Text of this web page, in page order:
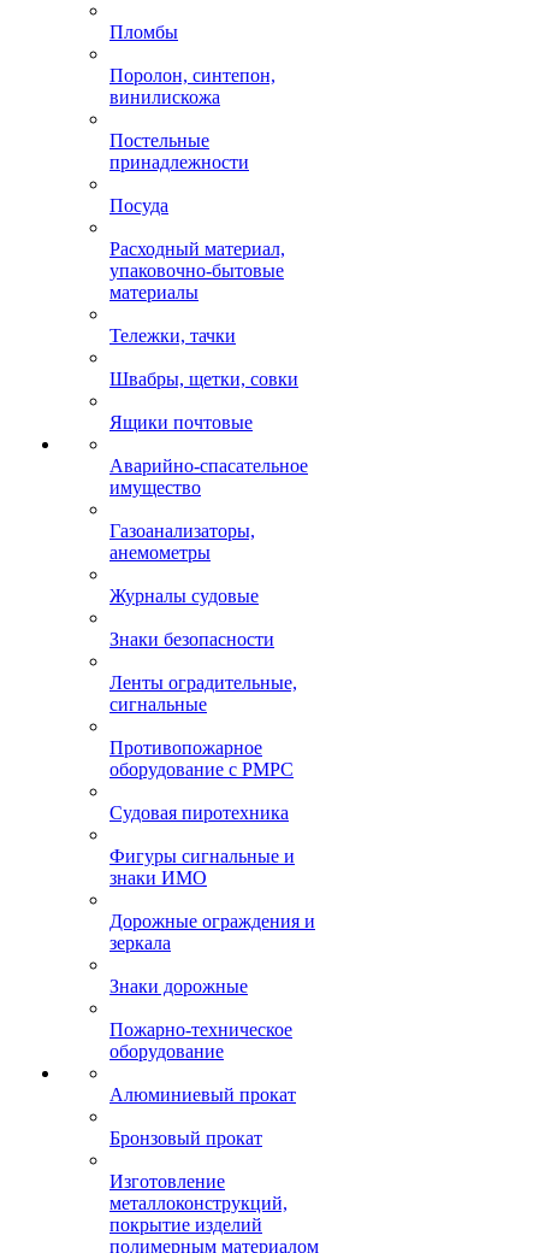
Пломбы
Поролон, синтепон,
винилискожа
Постельные
принадлежности
Посуда
Расходный материал,
упаковочно-бытовые
материалы
Тележки, тачки
Швабры, щетки, совки
Ящики почтовые
Аварийно-спасательное
имущество
Газоанализаторы,
анемометры
Журналы судовые
Знаки безопасности
Ленты оградительные,
сигнальные
Противопожарное
оборудование с РМРС
Судовая пиротехника
Фигуры сигнальные и
знаки ИМО
Дорожные ограждения и
зеркала
Знаки дорожные
Пожарно-техническое
оборудование
Алюминиевый прокат
Бронзовый прокат
Изготовление
металлоконструкций,
покрытие изделий
полимерным материалом